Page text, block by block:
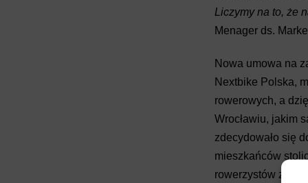
Liczymy na to, że
Menager ds.
Nowa umowa na
Nextbike Polska,
rowerowych, a
Wrocławiu, jakim
zdecydowało się
mieszkańców
rowerzystów